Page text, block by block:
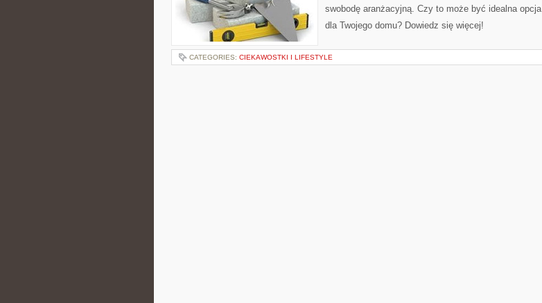
swobodę aranżacyjną. Czy to może być idealna opcja
dla Twojego domu? Dowiedz się więcej!
CATEGORIES: CIEKAWOSTKI I LIFESTYLE